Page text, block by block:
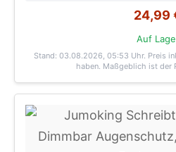
24,99
Auf
Stand: 03.08.2026, 05:53 Uhr. Preis
haben. Maßgeblich ist der